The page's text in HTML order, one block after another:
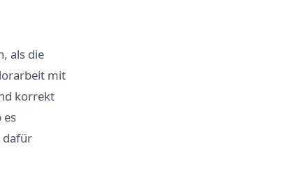
als die
mit
korrekt
es
dafür